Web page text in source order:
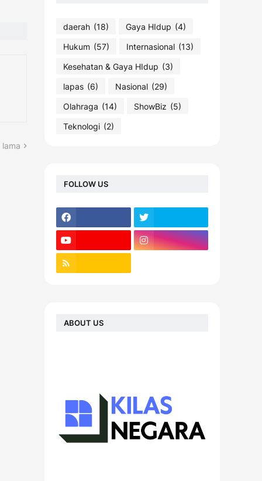
daerah (18) Gaya HIdup (4)
Hukum (57) Internasional (13)
Kesehatan & Gaya HIdup (3)
lapas (6) Nasional (29)
Olahraga (14) ShowBiz (5)
Teknologi (2)
FOLLOW US
ABOUT US